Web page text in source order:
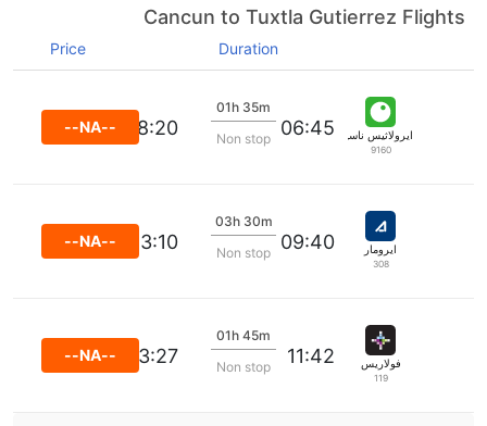
Cancun to Tuxtla Gutierrez Flights
Duration
Price
ايرولاثيس ناسيوناليس
9160
06:45
01h 35m
Non stop
08:20
--NA--
ايرومار
308
09:40
03h 30m
Non stop
13:10
--NA--
فولاريس
119
11:42
01h 45m
Non stop
13:27
--NA--